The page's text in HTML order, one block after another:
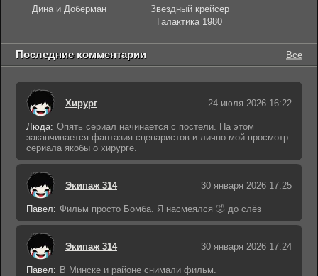
Дина и Доберман
Звездный крейсер
Галактика 1980
Последние комментарии Все
Хирург 24 июля 2026 16:22
Люда: Опять сериал начинается с постели. На этом
заканчивается фантазия сценаристов и лично мой просмотр
сериала якобы о хирурге.
Экипаж 314 30 января 2026 17:25
Павел: Фильм просто Бомба. Я насмеялся 🤣 до слёз
Экипаж 314 30 января 2026 17:24
Павел: В Минске и районе снимали фильм.